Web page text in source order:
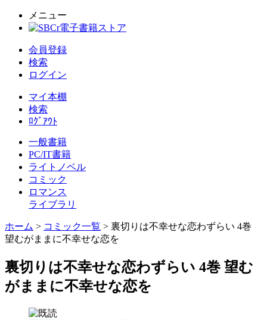
メニュー
会員登録
検索
ログイン
マイ本棚
検索
ﾛｸﾞｱｳﾄ
一般書籍
PC/IT書籍
ライトノベル
コミック
ロマンス
ライブラリ
ホーム > コミック一覧 > 裏切りは不幸せな恋わずらい 4巻
望むがままに不幸せな恋を
裏切りは不幸せな恋わずらい 4巻 望む
がままに不幸せな恋を